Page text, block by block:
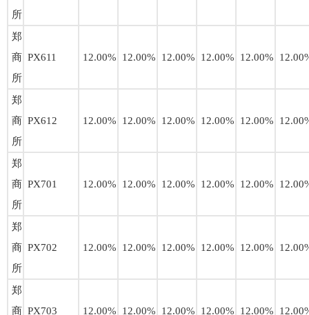
所
郑
商
所
PX611 12.00% 12.00% 12.00% 12.00% 12.00%
郑
商
所
PX612 12.00% 12.00% 12.00% 12.00% 12.00%
郑
商
所
PX701 12.00% 12.00% 12.00% 12.00% 12.00%
郑
商
所
PX702 12.00% 12.00% 12.00% 12.00% 12.00%
郑
商 PX703 12.00% 12.00% 12.00% 12.00% 12.00%